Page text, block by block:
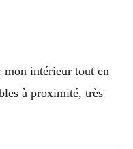
mon intérieur tout en
à proximité, très